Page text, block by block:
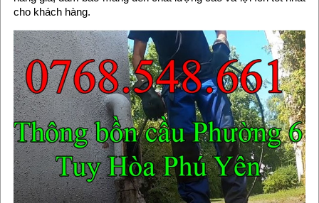
cho khách hàng.